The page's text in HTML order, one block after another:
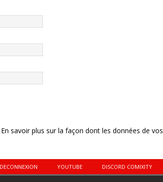
En savoir plus sur la façon dont les données de vos
YOUTUBE DISCORD COMIXITY